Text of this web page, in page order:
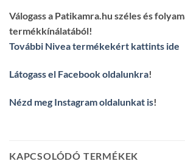
Válogass a Patikamra.hu széles és
termékkínálatából!
További Nivea termékekért kattints ide
Látogass el Facebook oldalunkra!
Nézd meg Instagram oldalunkat is!
KAPCSOLÓDÓ TERMÉKEK